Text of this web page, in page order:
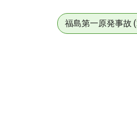
福島第一原発事故